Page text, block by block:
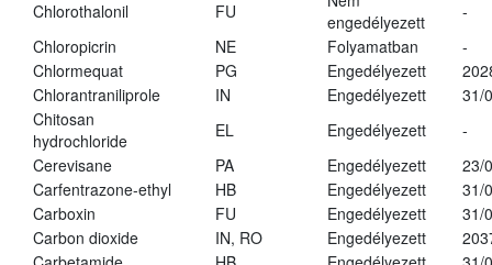
Chlorothalonil
FU
engedélyezett
-
Chloropicrin
NE Folyamatban
-
Chlormequat
PG Engedélyezett
Chlorantraniliprole
IN Engedélyezett
31/
Chitosan
hydrochloride
EL Engedélyezett
-
Cerevisane
PA Engedélyezett
23/
Carfentrazone-ethyl
HB Engedélyezett
31/
Carboxin
FU Engedélyezett
31/
Carbon dioxide
IN, RO Engedélyezett